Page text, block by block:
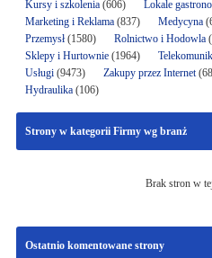
Kursy i szkolenia(606) Lokale
Marketing i Reklama(837) Medycyna
Przemysł(1580) Rolnictwo i Hodowla
Sklepy i Hurtownie(1964)
Usługi(9473) Zakupy przez Internet
Hydraulika(106)
Strony w kategorii Firmy wg branż
Brak stron w
Ostatnio komentowane strony